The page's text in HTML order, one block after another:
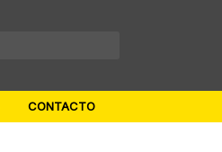
CONTACTO